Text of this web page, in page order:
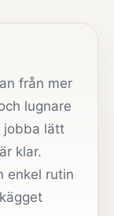
från mer
lugnare
jobba lätt
klar.
enkel rutin